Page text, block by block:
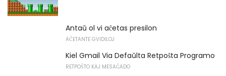
Antaŭ ol vi aĉetas presilon
AĈETANTE GVIDILOJ
Kiel Gmail Via Defaŭlta Retpoŝta Programo
RETPOŜTO KAJ MESAĜADO